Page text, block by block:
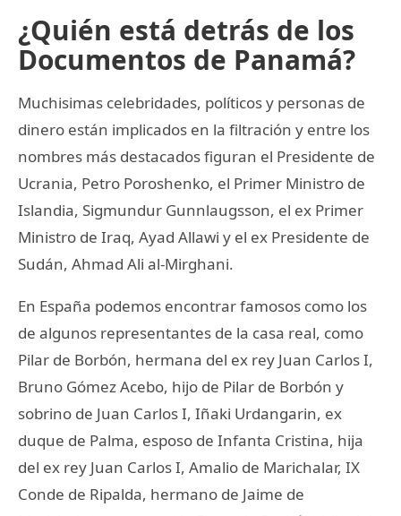
¿Quién está detrás de los
Documentos de Panamá?
Muchisimas celebridades, políticos y personas de
dinero están implicados en la filtración y entre los
nombres más destacados figuran el Presidente de
Ucrania, Petro Poroshenko, el Primer Ministro de
Islandia, Sigmundur Gunnlaugsson, el ex Primer
Ministro de Iraq, Ayad Allawi y el ex Presidente de
Sudán, Ahmad Ali al-Mirghani.
En España podemos encontrar famosos como los
de algunos representantes de la casa real, como
Pilar de Borbón, hermana del ex rey Juan Carlos I,
Bruno Gómez Acebo, hijo de Pilar de Borbón y
sobrino de Juan Carlos I, Iñaki Urdangarin, ex
duque de Palma, esposo de Infanta Cristina, hija
del ex rey Juan Carlos I, Amalio de Marichalar, IX
Conde de Ripalda, hermano de Jaime de